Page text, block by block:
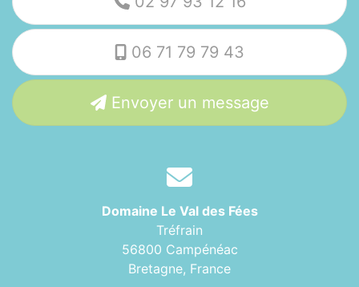
06 71 79 79 43
Envoyer un message
Domaine Le Val des Fées
Tréfrain
56800 Campénéac
Bretagne, France